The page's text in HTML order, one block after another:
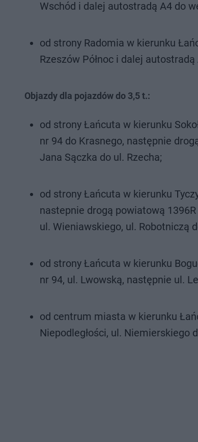
Wschód i dalej autostradą A4 do
od strony Radomia w kierunku
Rzeszów Północ i dalej
Objazdy dla pojazdów do 3,5 t.:
od strony Łańcuta w kierunku
nr 94 do Krasnego, następnie
Jana Sączka do ul. Rzecha;
od strony Łańcuta w kierunku
nastepnie drogą powiatową
ul. Wieniawskiego, ul. Robotniczą
od strony Łańcuta w kierunku
nr 94, ul. Lwowską, następnie ul.
od centrum miasta w kierunku
Niepodległości, ul. Niemierskiego